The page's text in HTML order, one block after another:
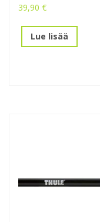
39,90 €
Lue lisää